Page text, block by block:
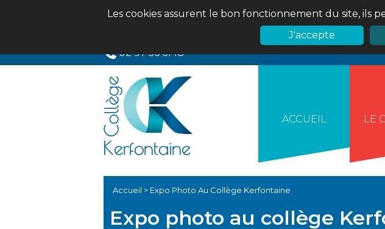
Les cookies assurent le bon fonctionnement du site, ils
J'accepte
02 97 56 61 18
ACCUEIL LE
Accueil > Expo Photo Au Collège Kerfontaine
Expo photo au collège